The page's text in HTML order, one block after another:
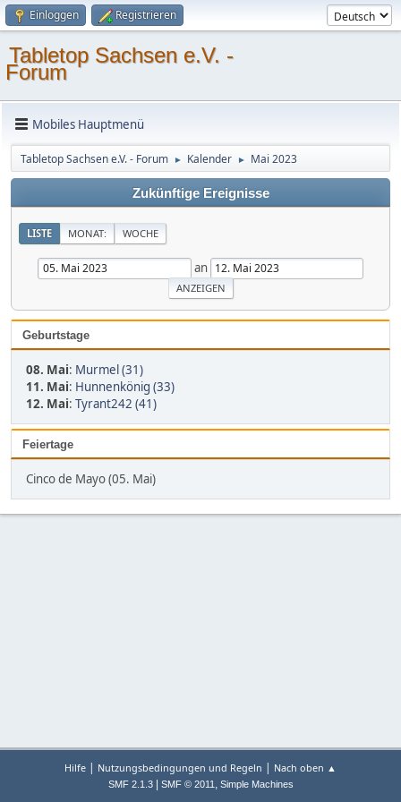
Einloggen Registrieren
Tabletop Sachsen e.V. -
Forum
Mobiles Hauptmenü
Tabletop Sachsen e.V. - Forum ► Kalender ► Mai 2023
Zukünftige Ereignisse
LISTE MONAT: WOCHE
an
Geburtstage
08. Mai: Murmel (31)
11. Mai: Hunnenkönig (33)
12. Mai: Tyrant242 (41)
Feiertage
Cinco de Mayo (05. Mai)
Hilfe | Nutzungsbedingungen und Regeln | Nach oben ▲
SMF 2.1.3| SMF © 2011, Simple Machines